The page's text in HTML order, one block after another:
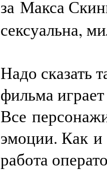
за Макса
сексуальна,
Надо сказать
фильма
Все
эмоции. Как и
работа